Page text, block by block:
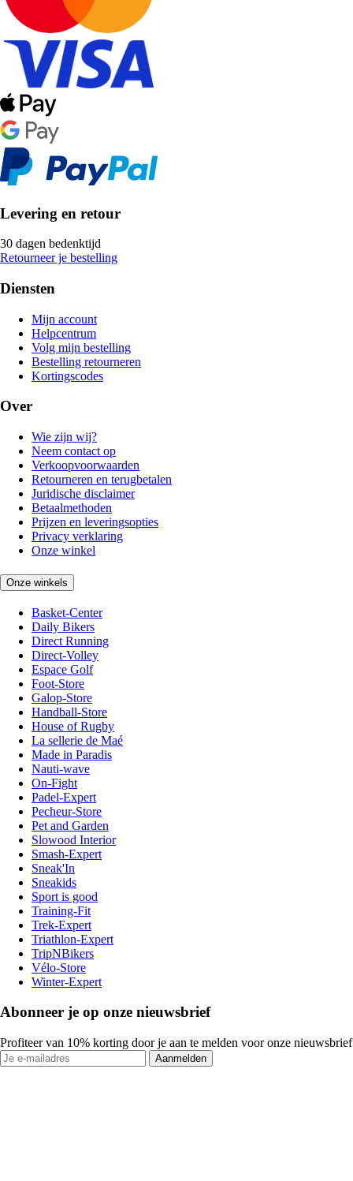
Levering en retour
30 dagen bedenktijd
Retourneer je bestelling
Diensten
Mijn account
Helpcentrum
Volg mijn bestelling
Bestelling retourneren
Kortingscodes
Over
Wie zijn wij?
Neem contact op
Verkoopvoorwaarden
Retourneren en terugbetalen
Juridische disclaimer
Betaalmethoden
Prijzen en leveringsopties
Privacy verklaring
Onze winkel
Onze winkels
Basket-Center
Daily Bikers
Direct Running
Direct-Volley
Espace Golf
Foot-Store
Galop-Store
Handball-Store
House of Rugby
La sellerie de Maé
Made in Paradis
Nauti-wave
On-Fight
Padel-Expert
Pecheur-Store
Pet and Garden
Slowood Interior
Smash-Expert
Sneak'In
Sneakids
Sport is good
Training-Fit
Trek-Expert
Triathlon-Expert
TripNBikers
Vélo-Store
Winter-Expert
Abonneer je op onze nieuwsbrief
Profiteer van 10% korting door je aan te melden voor onze nieuwsbrief
Aanmelden